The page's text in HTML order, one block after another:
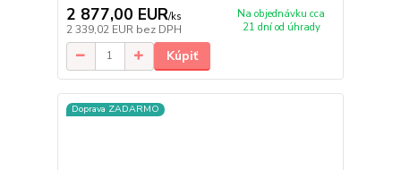
2 877,00 EUR/ks
2 339,02 EUR bez DPH
Na objednávku cca
21 dní od úhrady
Kúpiť
Doprava ZADARMO